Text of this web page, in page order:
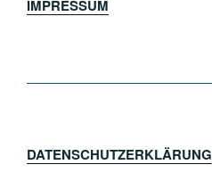
IMPRESSUM
DATENSCHUTZERKLÄRUNG